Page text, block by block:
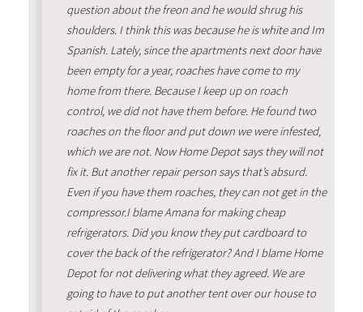
question about the freon and he would shrug his
shoulders. I think this was because he is white and Im
Spanish. Lately, since the apartments next door have
been empty for a year, roaches have come to my
home from there. Because I keep up on roach
control, we did not have them before. He found two
roaches on the floor and put down we were infested,
which we are not. Now Home Depot says they will not
fix it. But another repair person says that’s absurd.
Even if you have them roaches, they can not get in the
compressor.I blame Amana for making cheap
refrigerators. Did you know they put cardboard to
cover the back of the refrigerator? And I blame Home
Depot for not delivering what they agreed. We are
going to have to put another tent over our house to